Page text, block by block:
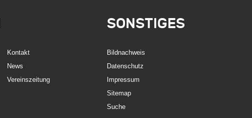
Kontakt
News
Vereinszeitung
SONSTIGES
Bildnachweis
Datenschutz
Impressum
Sitemap
Suche